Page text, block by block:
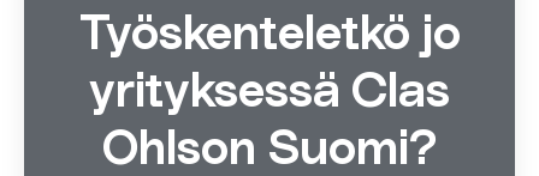
Työskenteletkö jo
yrityksessä Clas
Ohlson Suomi?